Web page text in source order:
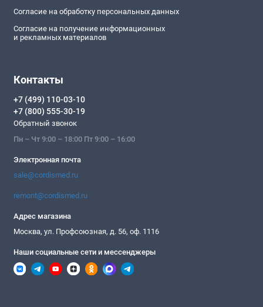
Согласие на обработку персональных данных
Согласие на получение информационных
и рекламных материалов
Контакты
+7 (499) 110-03-10
+7 (800) 555-30-19
Обратный звонок
Пн – Чт 9:00 – 18:00 Пт 9:00 – 16:00
Электронная почта
sale@cordismed.ru
remont@cordismed.ru
Адрес магазина
Москва, ул. Профсоюзная, д. 56, оф. 1116
Наши социальные сети и мессенджеры